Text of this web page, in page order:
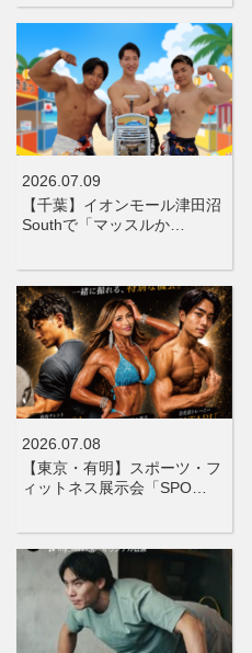
2026.07.09
【千葉】イオンモール津田沼
Southで「マッスルか…
2026.07.08
【東京・有明】スポーツ・フ
ィットネス展示会「SPO…